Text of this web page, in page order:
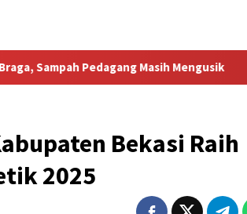
Masih Mengusik Hilang 5
Bekasi Raih
2025